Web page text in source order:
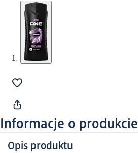
Informacje o produkcie
Opis produktu